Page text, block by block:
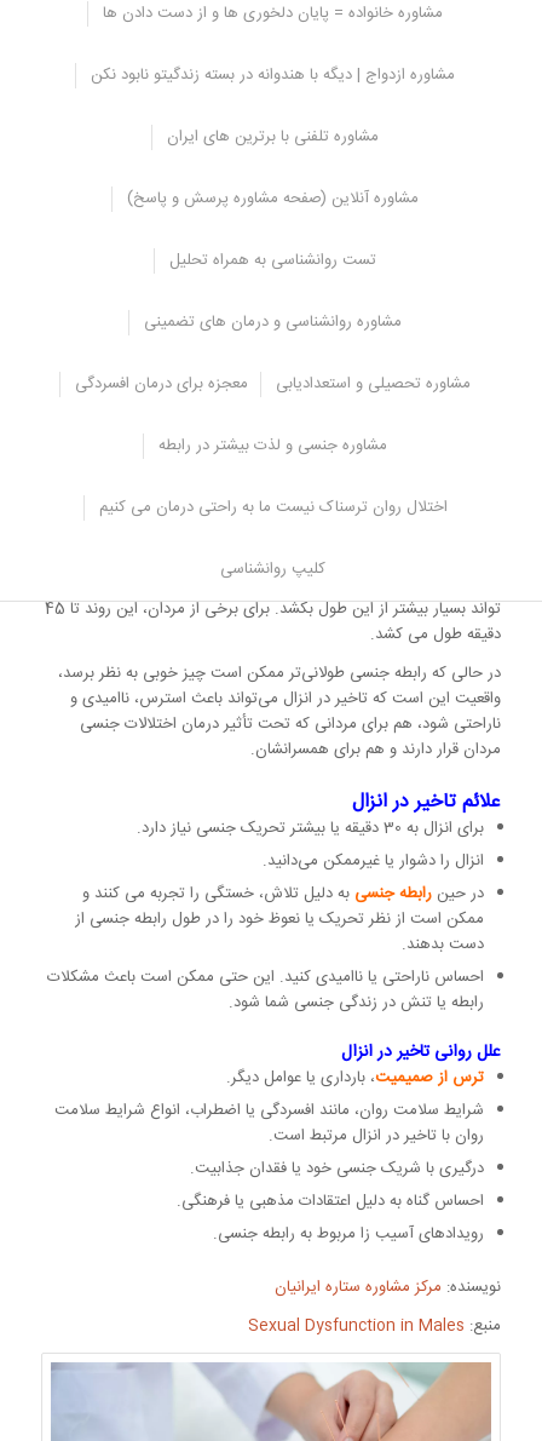
مشاوره خانواده = پایان دلخوری ها و از دست دادن ها
مشاوره ازدواج | دیگه با هندوانه در بسته زندگیتو نابود نکن
مشاوره تلفنی با برترین های ایران
مشاوره آنلاین (صفحه مشاوره پرسش و پاسخ)
تست روانشناسی به همراه تحلیل
مشاوره روانشناسی و درمان های تضمینی
مشاوره تحصیلی و استعدادیابی معجزه برای درمان افسردگی
مشاوره جنسی و لذت بیشتر در رابطه
اختلال روان ترسناک نیست ما به راحتی درمان می کنیم
کلیپ روانشناسی
ناهنجاری های فیزیکی آلت تناسلی
انجام دادند
متوسط ​​دور آلت تناسلی 4.59 اینچ (11.66 سانتی متر) می باشد.
به طور کلی، اندازه آلت تناسلی بسیار متفاوت است و می تواند بزرگتر یا
کوچکتر باشد. اندازه آن بستگی به ژنتیک و میزان قرار گرفتن مادر در
التهاب و عفونت
اسمگما (اسمگما مجموعه ای از سلول های پوسته پوسته شده و چربی
است که بین آلت تناسلی و پوست ختنه گاه جمع می شود)
پریاپیسم (پریاپیسم یک نعوظ طولانی مدت آلت تناسلی است که بیش
برای مردانی که دچار تاخیر در انزال هستند،رسیدن به ارگاسم و انزال
تواند بسیار بیشتر از این طول بکشد. برای برخی از مردان، این روند تا 45
دقیقه طول می کشد.
در حالی که رابطه جنسی طولانی‌تر ممکن است چیز خوبی به نظر برسد،
واقعیت این است که تاخیر در انزال می‌تواند باعث استرس، ناامیدی و
ناراحتی شود، هم برای مردانی که تحت تأثیر درمان اختلالات جنسی
مردان قرار دارند و هم برای همسرانشان.
علائم تاخیر در انزال
برای انزال به 30 دقیقه یا بیشتر تحریک جنسی نیاز دارد.
انزال را دشوار یا غیرممکن می‌دانید.
در حین رابطه جنسی به دلیل تلاش، خستگی را تجربه می کنند و
ممکن است از نظر تحریک یا نعوظ خود را در طول رابطه جنسی از
دست بدهند.
احساس ناراحتی یا ناامیدی کنید. این حتی ممکن است باعث مشکلات
رابطه یا تنش در زندگی جنسی شما شود.
علل روانی تاخیر در انزال
ترس از صمیمیت، بارداری یا عوامل دیگر.
شرایط سلامت روان، مانند افسردگی یا اضطراب، انواع شرایط سلامت
روان با تاخیر در انزال مرتبط است.
درگیری با شریک جنسی خود یا فقدان جذابیت.
احساس گناه به دلیل اعتقادات مذهبی یا فرهنگی.
رویدادهای آسیب زا مربوط به رابطه جنسی.
نویسنده: مرکز مشاوره ستاره ایرانیان
منبع: Sexual Dysfunction in Males